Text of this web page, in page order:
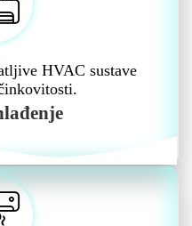
HVAC sustave